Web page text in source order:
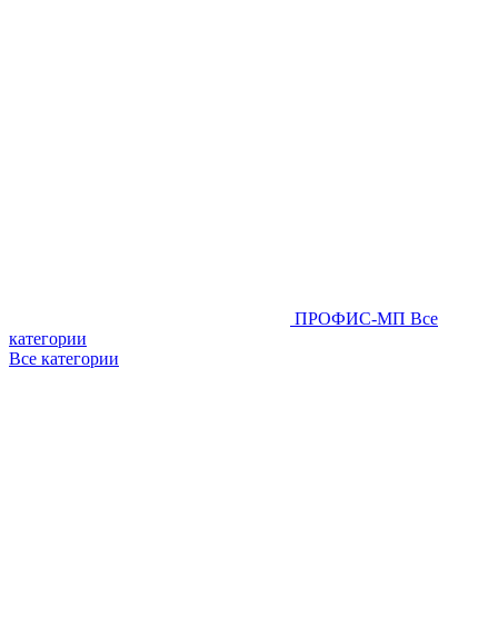
ПРОФИС-МП Все
категории
Все категории